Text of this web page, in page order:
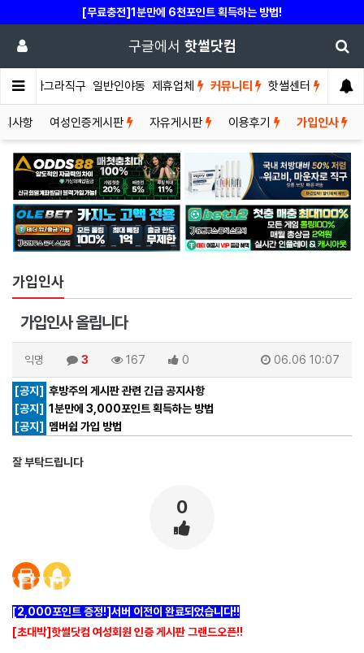
[무료충전]1분만에 6천포인트 획득하는 방법!
구글에서 핫썰닷컴
비아그라직구 일반인야동 제휴업체 커뮤니티 핫썰센터
사항 여성인증게시판 자유게시판 이용후기 가입인사
가입인사
가입인사 올립니다
익명 3 167 0 06.06 10:07
[공지] 후방주의 게시판 관련 긴급 공지사항
[공지] 1분만에 3,000포인트 획득하는 방법
[공지]
멤버쉽 가입 방법
잘 부탁드립니다
0
[2,000포인트 증정!]서버 이전이 완료되었습니다!!
[초대박]핫썰닷컴 여성회원 인증 게시판 그랜드오픈!!